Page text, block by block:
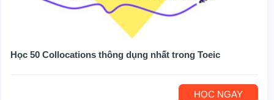
Học 50 Collocations thông dụng nhất trong Toeic
HỌC NGAY